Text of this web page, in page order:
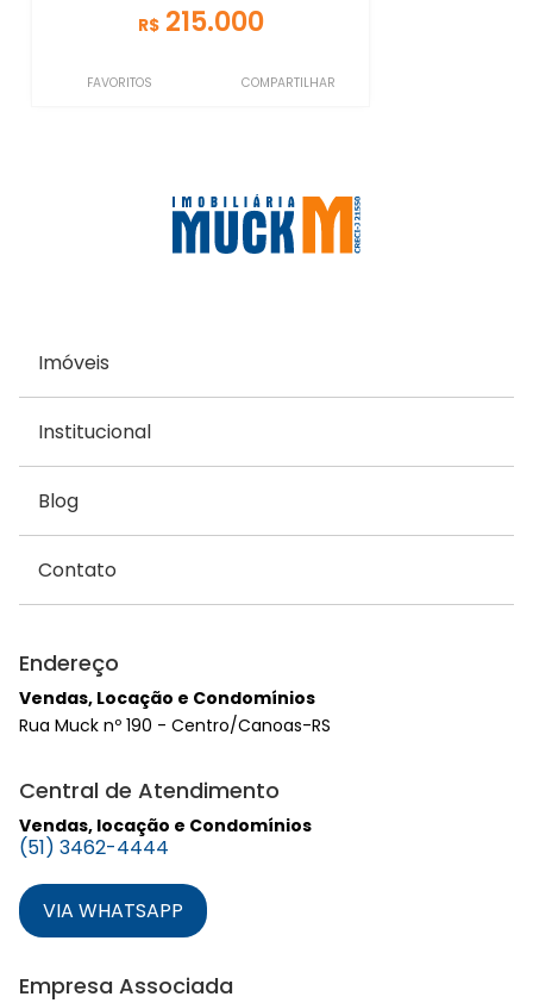
R$ 215.000
FAVORITOS COMPARTILHAR
Imóveis
Institucional
Blog
Contato
Endereço
Vendas, Locação e Condomínios
Rua Muck nº 190 - Centro/Canoas-RS
Central de Atendimento
Vendas, locação e Condomínios
(51) 3462-4444
VIA WHATSAPP
Empresa Associada